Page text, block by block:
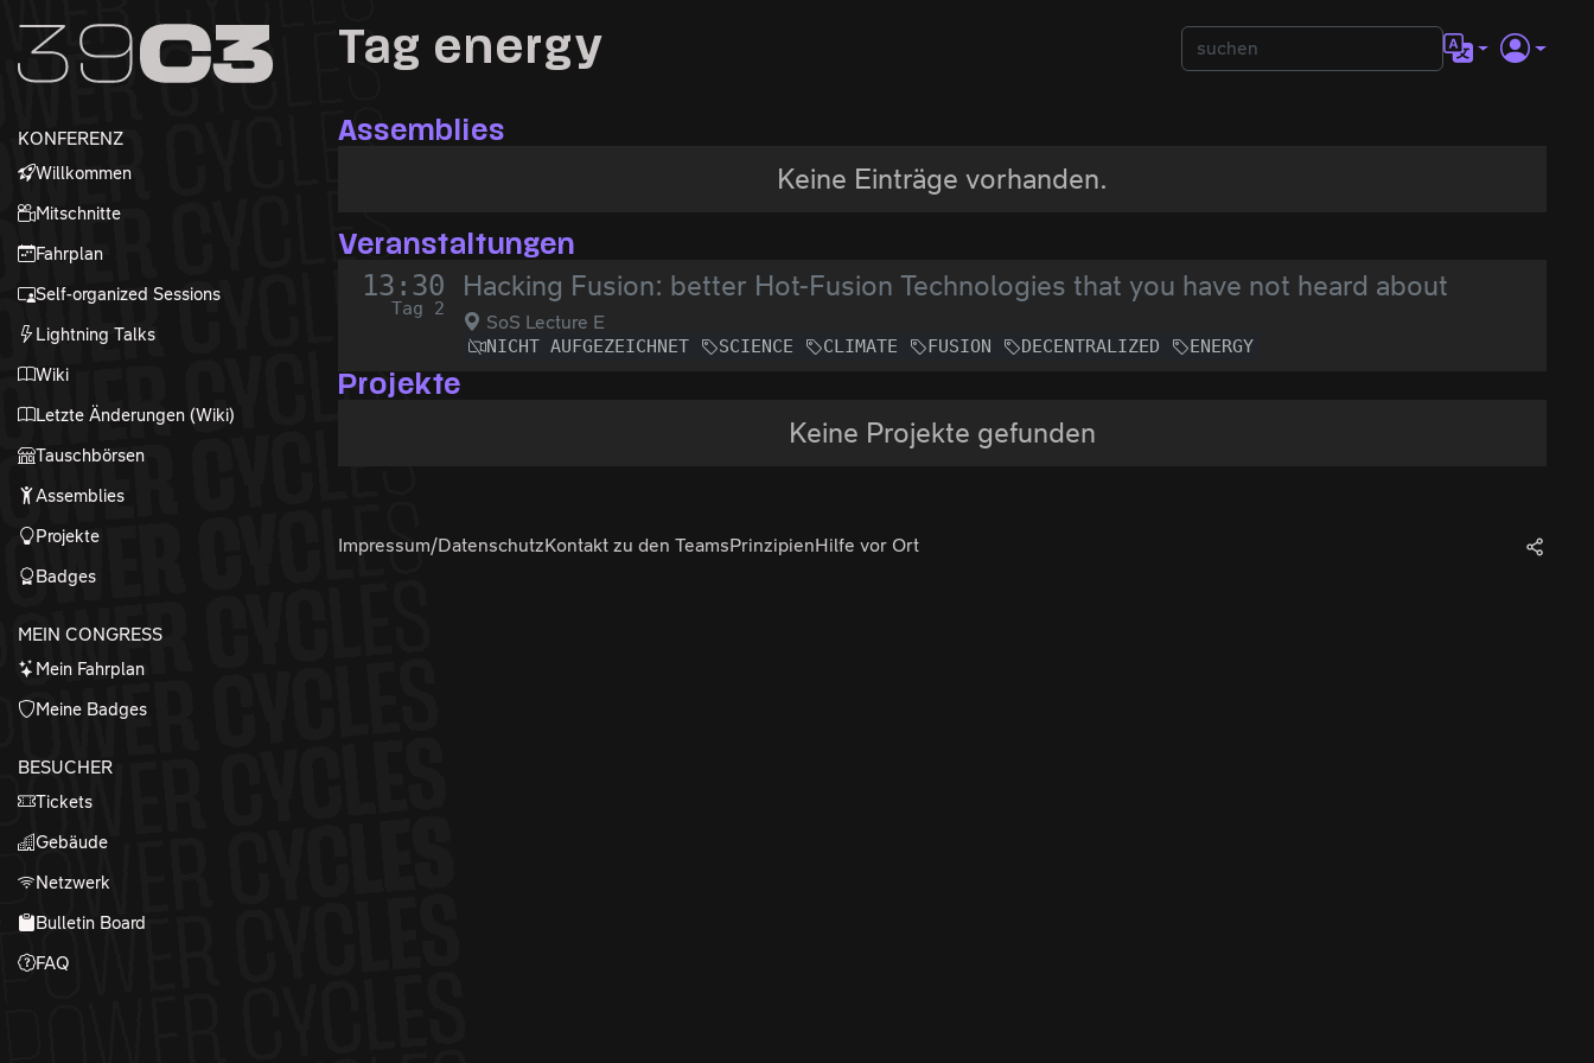
Zum Inhalt
Zum Footer
KONFERENZ
Willkommen
Mitschnitte
Fahrplan
Self-organized Sessions
Lightning Talks
Wiki
Letzte Änderungen (Wiki)
Tauschbörsen
Assemblies
Projekte
Badges
MEIN CONGRESS
Mein Fahrplan
Meine Badges
BESUCHER
Tickets
Gebäude
Netzwerk
Bulletin Board
FAQ
Tag energy
Assemblies
Keine Einträge vorhanden.
Veranstaltungen
13:30
Tag 2
Hacking Fusion: better Hot-Fusion Technologies that you have not heard about
SoS Lecture E
NICHT AUFGEZEICHNET SCIENCE CLIMATE FUSION DECENTRALIZED ENERGY
Projekte
Keine Projekte gefunden
Impressum/DatenschutzKontakt zu den TeamsPrinzipienHilfe vor Ort